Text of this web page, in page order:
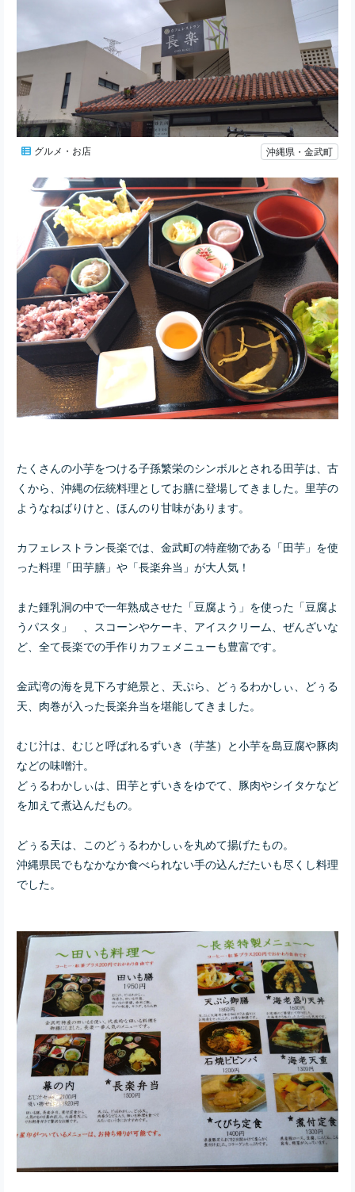
グルメ・お店 沖縄県・金武町
たくさんの小芋をつける子孫繁栄のシンボルとされる田芋は、古
くから、沖縄の伝統料理としてお膳に登場してきました。里芋の
ようなねばりけと、ほんのり甘味があります。
カフェレストラン長楽では、金武町の特産物である「田芋」を使
った料理「田芋膳」や「長楽弁当」が大人気！
また鍾乳洞の中で一年熟成させた「豆腐よう」を使った「豆腐よ
うパスタ」 、スコーンやケーキ、アイスクリーム、ぜんざいな
ど、全て長楽での手作りカフェメニューも豊富です。
金武湾の海を見下ろす絶景と、天ぷら、どぅるわかしぃ、どぅる
天、肉巻が入った長楽弁当を堪能してきました。
むじ汁は、むじと呼ばれるずいき（芋茎）と小芋を島豆腐や豚肉
などの味噌汁。
どぅるわかしぃは、田芋とずいきをゆでて、豚肉やシイタケなど
を加えて煮込んだもの。
どぅる天は、このどぅるわかしぃを丸めて揚げたもの。
沖縄県民でもなかなか食べられない手の込んだたいも尽くし料理
でした。